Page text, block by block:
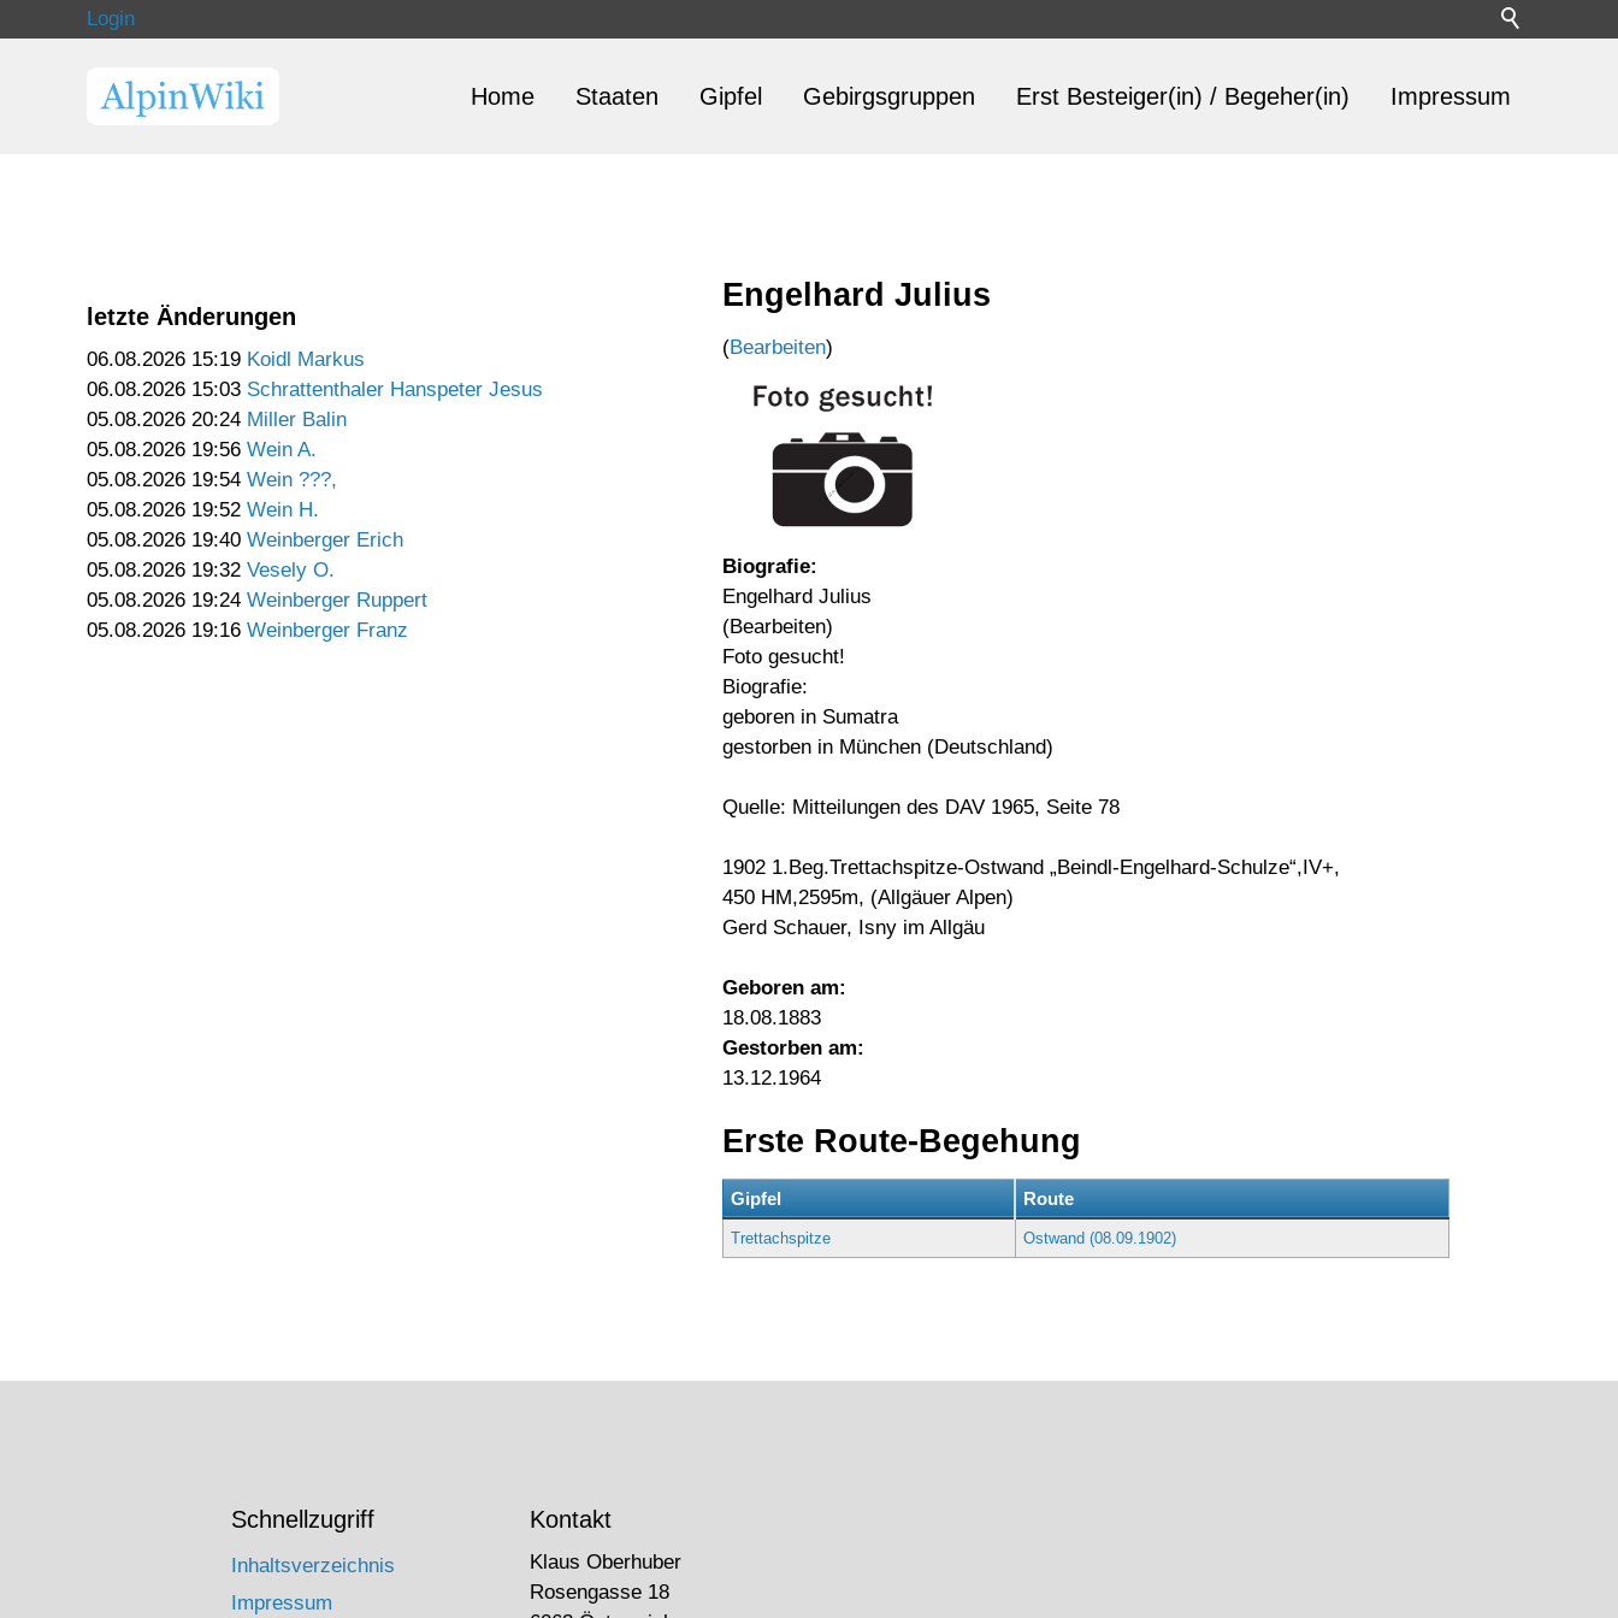
Login
Home Staaten Gipfel Gebirgsgruppen Erst Besteiger(in) / Begeher(in) Impressum
letzte Änderungen
06.08.2026 15:19 Koidl Markus
06.08.2026 15:03 Schrattenthaler Hanspeter Jesus
05.08.2026 20:24 Miller Balin
05.08.2026 19:56 Wein A.
05.08.2026 19:54 Wein ???,
05.08.2026 19:52 Wein H.
05.08.2026 19:40 Weinberger Erich
05.08.2026 19:32 Vesely O.
05.08.2026 19:24 Weinberger Ruppert
05.08.2026 19:16 Weinberger Franz
Engelhard Julius
(Bearbeiten)
Biografie:
Engelhard Julius
(Bearbeiten)
Foto gesucht!
Biografie:
geboren in Sumatra
gestorben in München (Deutschland)
Quelle: Mitteilungen des DAV 1965, Seite 78
1902 1.Beg.Trettachspitze-Ostwand „Beindl-Engelhard-Schulze“,IV+,
450 HM,2595m, (Allgäuer Alpen)
Gerd Schauer, Isny im Allgäu
Geboren am:
18.08.1883
Gestorben am:
13.12.1964
Erste Route-Begehung
Gipfel Route
Trettachspitze Ostwand (08.09.1902)
Schnellzugriff
Inhaltsverzeichnis
Impressum
Kontakt
Klaus Oberhuber
Rosengasse 18